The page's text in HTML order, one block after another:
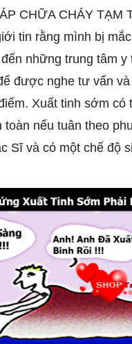
CHỮA CHÁY TẠM
tin rằng mình bị
những trung tâm y
được nghe tư vấn
Xuất tinh sớm có
toàn nếu tuân theo
Sĩ và có một chế độ